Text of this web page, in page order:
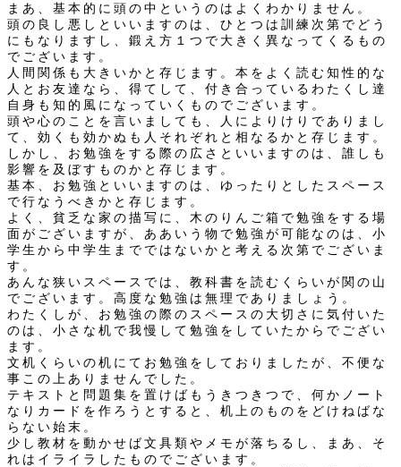
まあ、基本的に頭の中というのはよくわかりません。
頭の良し悪しといいますのは、ひとつは訓練次第でどう
にもなりますし、鍛え方１つで大きく異なってくるもの
でございます。
人間関係も大きいかと存じます。本をよく読む知性的な
人とお友達なら、得てして、付き合っているわたくし達
自身も知的風になっていくものでございます。
頭や心のことを言いましても、人によりけりでありまし
て、効くも効かぬも人それぞれと相なるかと存じます。
しかし、お勉強をする際の広さといいますのは、誰しも
影響を及ぼすものかと存じます。
基本、お勉強といいますのは、ゆったりとしたスペース
で行なうべきかと存じます。
よく、貧乏な家の描写に、木のりんご箱で勉強をする場
面がございますが、ああいう物で勉強が可能なのは、小
学生から中学生までではないかと考える次第でございま
す。
あんな狭いスペースでは、教科書を読むくらいが関の山
でございます。高度な勉強は無理でありましょう。
わたくしが、お勉強の際のスペースの大切さに気付いた
のは、小さな机で我慢して勉強をしていたからでござい
ます。
文机くらいの机にてお勉強をしておりましたが、不便な
事この上ありませんでした。
テキストと問題集を置けばもうきつきつで、何かノート
なりカードを作ろうとすると、机上のものをどけねばな
らない始末。
少し教材を動かせば文具類やメモが落ちるし、まあ、そ
れはイライラしたものでございます。